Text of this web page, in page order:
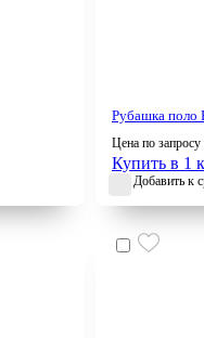
Рубашка поло
Цена по запросу
Купить в 1
Добавить к